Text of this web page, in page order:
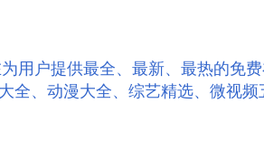
用户提供最全、最新、最热的免
全、动漫大全、综艺精选、微视